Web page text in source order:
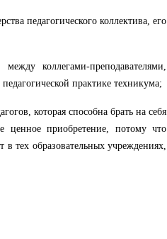
педагогического коллектива, его
коллегами-преподавателями,
практике техникума;
которая способна брать на себя
ценное приобретение, потому что
в тех образовательных учреждениях,